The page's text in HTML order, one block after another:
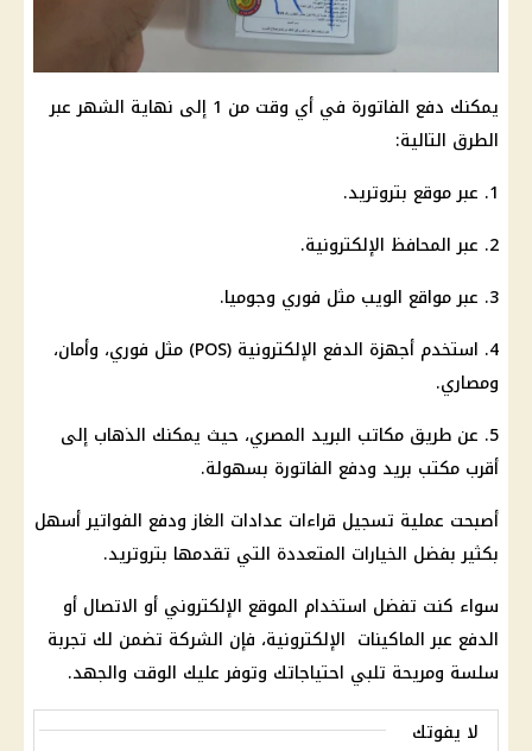
يمكنك دفع الفاتورة في أي وقت من 1 إلى نهاية الشهر عبر
الطرق التالية:
1. عبر موقع بتروتريد.
2. عبر المحافظ الإلكترونية.
3. عبر مواقع الويب مثل فوري وجوميا.
4. استخدم أجهزة الدفع الإلكترونية (POS) مثل فوري، وأمان،
ومصاري.
5. عن طريق مكاتب البريد المصري، حيث يمكنك الذهاب إلى
أقرب مكتب بريد ودفع الفاتورة بسهولة.
أصبحت عملية تسجيل قراءات عدادات الغاز ودفع الفواتير أسهل
بكثير بفضل الخيارات المتعددة التي تقدمها بتروتريد.
سواء كنت تفضل استخدام الموقع الإلكتروني أو الاتصال أو
الدفع عبر الماكينات الإلكترونية، فإن الشركة تضمن لك تجربة
سلسة ومريحة تلبي احتياجاتك وتوفر عليك الوقت والجهد.
لا يفوتك